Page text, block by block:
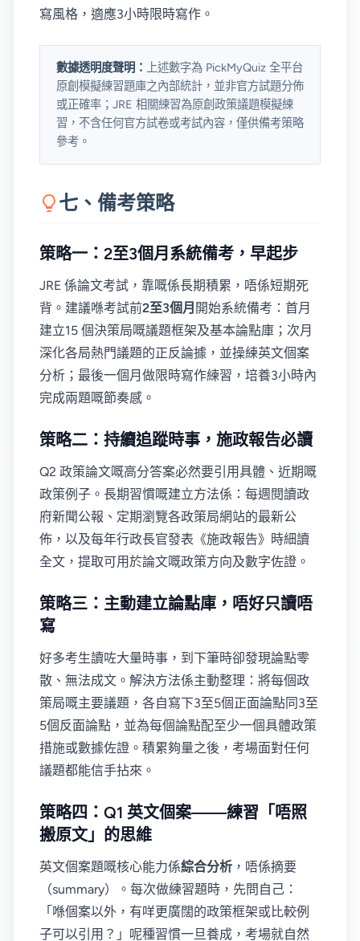
寫風格，適應3小時限時寫作。
數據透明度聲明：
上述數字為 PickMyQuiz 全平台
原創模擬練習題庫之內部統計，並非官方試題分佈
或正確率；JRE 相關練習為原創政策議題模擬練
習，不含任何官方試卷或考試內容，僅供備考策略
參考。
七、備考策略
策略一：2至3個月系統備考，早起步
JRE 係論文考試，靠嘅係長期積累，唔係短期死
背。建議喺考試前2至3個月 開始系統備考：首月
建立15 個決策局嘅議題框架及基本論點庫；次月
深化各局熱門議題的正反論據，並操練英文個案
分析；最後一個月做限時寫作練習，培養3小時內
完成兩題嘅節奏感。
策略二：持續追蹤時事，施政報告必讀
Q2 政策論文嘅高分答案必然要引用具體、近期嘅
政策例子。長期習慣嘅建立方法係：每週閱讀政
府新聞公報、定期瀏覽各政策局網站的最新公
佈，以及每年行政長官發表《施政報告》時細讀
全文，提取可用於論文嘅政策方向及數字佐證。
策略三：主動建立論點庫，唔好只讀唔
寫
好多考生讀咗大量時事，到下筆時卻發現論點零
散、無法成文。解決方法係主動整理：將每個政
策局嘅主要議題，各自寫下3至5個正面論點同3至
5個反面論點，並為每個論點配至少一個具體政策
措施或數據佐證。積累夠量之後，考場面對任何
議題都能信手拈來。
策略四：Q1 英文個案——練習「唔照
搬原文」的思維
英文個案題嘅核心能力係綜合分析 ，唔係摘要
（summary）。每次做練習題時，先問自己：
「喺個案以外，有咩更廣闊的政策框架或比較例
子可以引用？」呢種習慣一旦養成，考場就自然